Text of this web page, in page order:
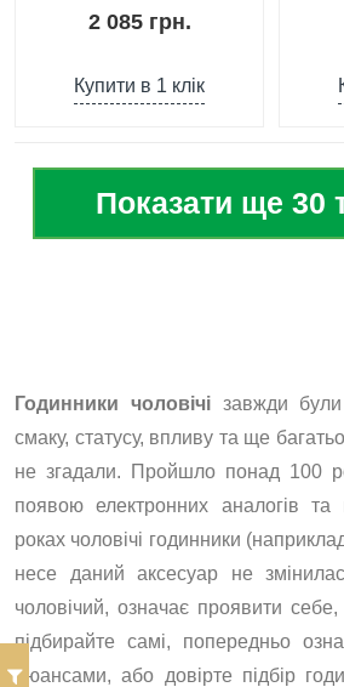
2 085 грн.
Купити в 1 клік
Показати ще 30
Годинники чоловічізавжди були
смаку, статусу, впливу та ще
не згадали. Пройшло понад 100
появою електронних аналогів
роках чоловічі годинники
несе даний аксесуар не
чоловічий, означає проявити
підбирайте самі, попередньо
нюансами, або довірте підбір